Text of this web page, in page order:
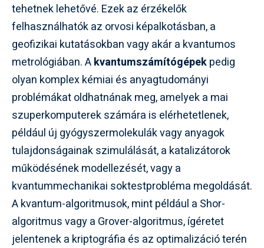
tehetnek lehetővé. Ezek az érzékelők
felhasználhatók az orvosi képalkotásban, a
geofizikai kutatásokban vagy akár a kvantumos
metrológiában. Akvantumszámítógépekpedig
olyan komplex kémiai és anyagtudományi
problémákat oldhatnának meg, amelyek a mai
szuperkomputerek számára is elérhetetlenek,
például új gyógyszermolekulák vagy anyagok
tulajdonságainak szimulálását, a katalizátorok
működésének modellezését, vagy a
kvantummechanikai soktestprobléma megoldását.
A kvantum-algoritmusok, mint például a Shor-
algoritmus vagy a Grover-algoritmus, ígéretet
jelentenek a kriptográfia és az optimalizáció terén